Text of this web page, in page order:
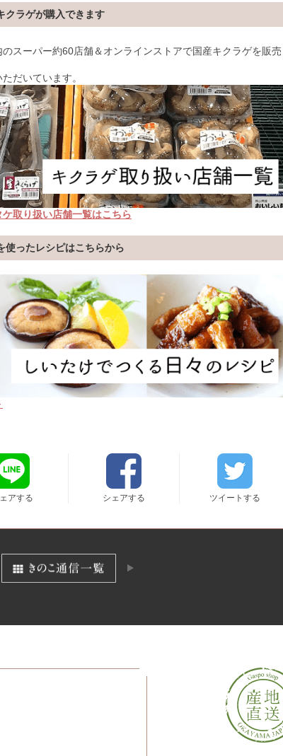
クラゲが購入できます
スーパー約60店舗＆オンラインストアで国産キクラゲを販売
だいています。
取り扱い店舗一覧はこちら
使ったレシピはこちらから
アする シェアする ツイートする